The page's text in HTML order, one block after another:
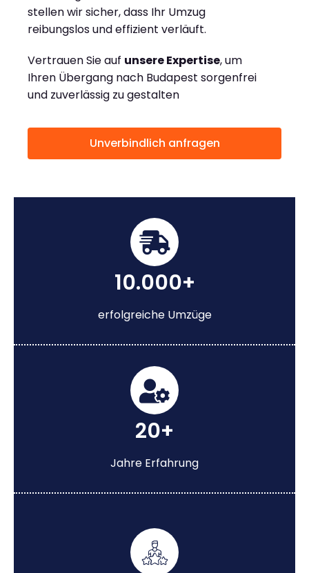
stellen wir sicher, dass Ihr Umzug
reibungslos und effizient verläuft.
Vertrauen Sie auf unsere Expertise, um
Ihren Übergang nach Budapest sorgenfrei
und zuverlässig zu gestalten
Unverbindlich anfragen
10.000+
erfolgreiche Umzüge
20+
Jahre Erfahrung